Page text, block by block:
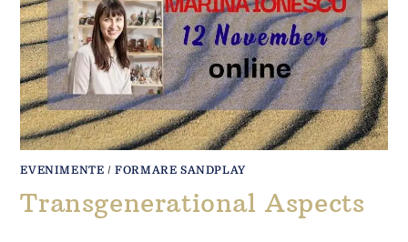
EVENIMENTE /FORMARE SANDPLAY
Transgenerational Aspects